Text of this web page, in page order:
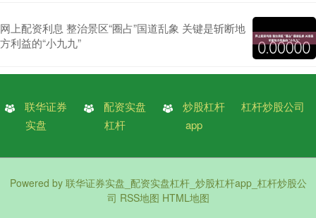
网上配资利息 整治景区“圈占”国道乱象 关键是斩断地
方利益的“小九九”
联华证券
实盘
配资实盘
杠杆
炒股杠杆
app
杠杆炒股公司
Powered by 联华证券实盘_配资实盘杠杆_炒股杠杆app_杠杆炒股公
司 RSS地图 HTML地图